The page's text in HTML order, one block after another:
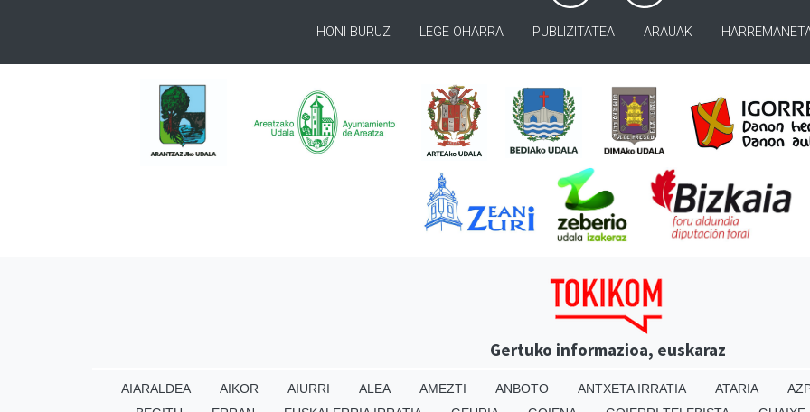
HONI BURUZ LEGE OHARRA PUBLIZITATEA ARAUAK
Gertuko informazioa, euskaraz
AIARALDEA AIKOR AIURRI ALEA AMEZTI ANBOTO ANTXETA IRRATIA ATARIA